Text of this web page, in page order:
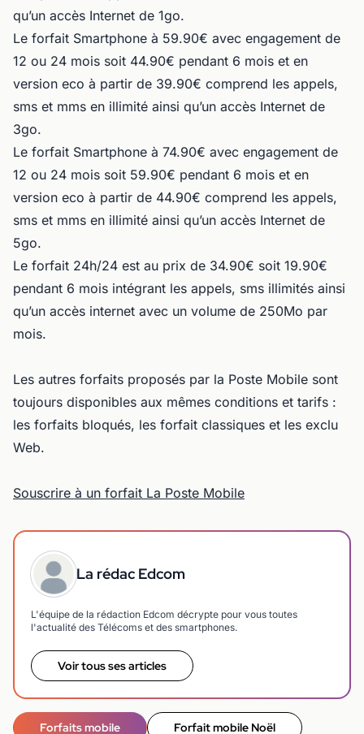
qu’un accès Internet de 1go.
Le forfait Smartphone à 59.90€ avec engagement de
12 ou 24 mois soit 44.90€ pendant 6 mois et en
version eco à partir de 39.90€ comprend les appels,
sms et mms en illimité ainsi qu’un accès Internet de
3go.
Le forfait Smartphone à 74.90€ avec engagement de
12 ou 24 mois soit 59.90€ pendant 6 mois et en
version eco à partir de 44.90€ comprend les appels,
sms et mms en illimité ainsi qu’un accès Internet de
5go.
Le forfait 24h/24 est au prix de 34.90€ soit 19.90€
pendant 6 mois intégrant les appels, sms illimités ainsi
qu’un accès internet avec un volume de 250Mo par
mois.
Les autres forfaits proposés par la Poste Mobile sont
toujours disponibles aux mêmes conditions et tarifs :
les forfaits bloqués, les forfait classiques et les exclu
Web.
Souscrire à un forfait La Poste Mobile
La rédac Edcom
L'équipe de la rédaction Edcom décrypte pour vous toutes
l'actualité des Télécoms et des smartphones.
Voir tous ses articles
Forfaits mobile Forfait mobile Noël